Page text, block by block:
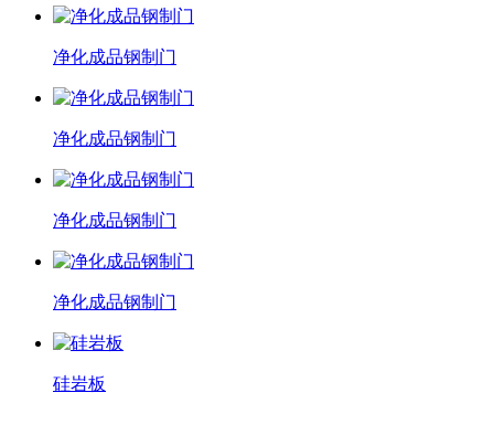
净化成品钢制门
净化成品钢制门
净化成品钢制门
净化成品钢制门
硅岩板